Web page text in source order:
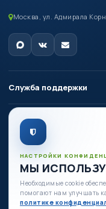
Москва, ул. Адмирала
Служба поддержки
О компании
Личный кабинет
Есть вопросы по
+7 (980) 335-88-88
НАСТРОЙКИ
МЫ
Необходимые cookie
помогают нам улучшать
политике